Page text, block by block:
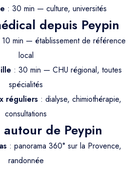
: 30 min — culture, universités
depuis Peypin
min — établissement de référence
local
: 30 min — CHU régional, toutes
spécialités
réguliers : dialyse, chimiothérapie,
consultations
autour de Peypin
: panorama 360° sur la Provence,
randonnée